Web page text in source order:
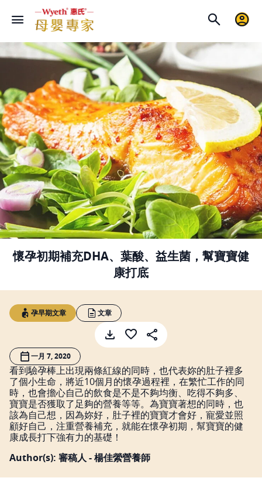
懷孕初期補充DHA、葉酸、益生菌，幫寶寶健
康打底
孕早期文章 文章
一月 7, 2020
看到驗孕棒上出現兩條紅線的同時，也代表妳的肚子裡多
了個小生命，將近10個月的懷孕過程裡，在繁忙工作的同
時，也會擔心自己的飲食是不是不夠均衡、吃得不夠多、
寶寶是否獲取了足夠的營養等等。為寶寶著想的同時，也
該為自己想，因為妳好，肚子裡的寶寶才會好，寵愛並照
顧好自己，注重營養補充，就能在懷孕初期，幫寶寶的健
康成長打下強有力的基礎！
Author(s): 審稿人 - 楊佳縈營養師